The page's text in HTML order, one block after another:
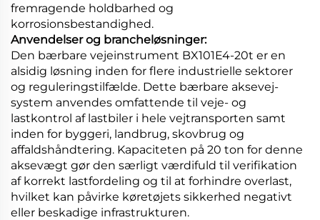
fremragende holdbarhed og
korrosionsbestandighed.
Anvendelser og brancheløsninger:
Den bærbare vejeinstrument BX101E4-20t er en
alsidig løsning inden for flere industrielle sektorer
og reguleringstilfælde. Dette bærbare aksevej-
system anvendes omfattende til veje- og
lastkontrol af lastbiler i hele vejtransporten samt
inden for byggeri, landbrug, skovbrug og
affaldshåndtering. Kapaciteten på 20 ton for denne
aksevægt gør den særligt værdifuld til verifikation
af korrekt lastfordeling og til at forhindre overlast,
hvilket kan påvirke køretøjets sikkerhed negativt
eller beskadige infrastrukturen.